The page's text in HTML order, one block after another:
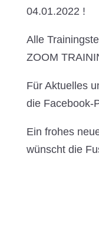
04.01.2022 !
Alle
ZOOM
Für Aktuelles
die Facebook-
Ein frohes
wünscht die